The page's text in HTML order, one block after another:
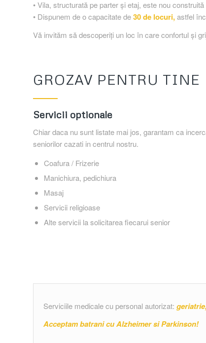
• Vila, structurată pe parter și etaj, este nou
• Dispunem de o capacitate de30 de locuri,astfel
Vă invităm să descoperiți un loc în care confortul și
GROZAV PENTRU TINE
Servicii optionale
Chiar daca nu sunt listate mai jos, garantam ca
seniorilor cazati in centrul nostru.
Coafura / Frizerie
Manichiura, pedichiura
Masaj
Servicii religioase
Alte servicii la solicitarea fiecarui senior
Serviciile medicale cu personal autorizat:
Acceptam batrani cu Alzheimer si Parkinson!